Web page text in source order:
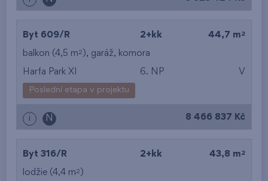
od největší dispozice
od nejnižšího patra
Byt 609/R 2+kk 44,7 m 2
balkon (4,5 m2 ), garáž, komora
Harfa Park XI 6. NP V
Poslední etapa v projektu
i N 8 466 837 Kč
Byt 316/R 2+kk 43,8 m 2
lodžie (4,4 m2 )